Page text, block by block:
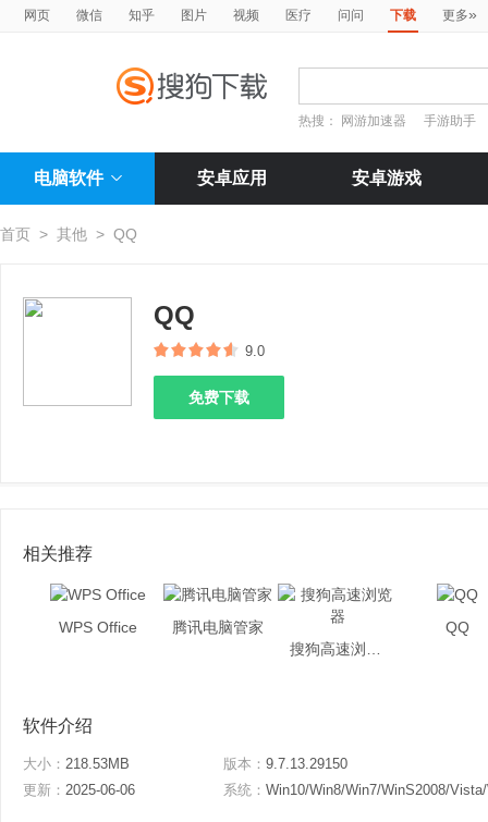
网页 微信 知乎 图片 视频 医疗 问问 下载 更多»
热搜： 网游加速器 手游助手
电脑软件 安卓应用 安卓游戏
首页 > 其他 > QQ
QQ
9.0
免费下载
相关推荐
WPS Office
腾讯电脑管家
QQ
软件介绍
大小： 218.53MB 版本： 9.7.13.29150
更新： 2025-06-06 系统： Win10/Win8/Win7/WinS2008/